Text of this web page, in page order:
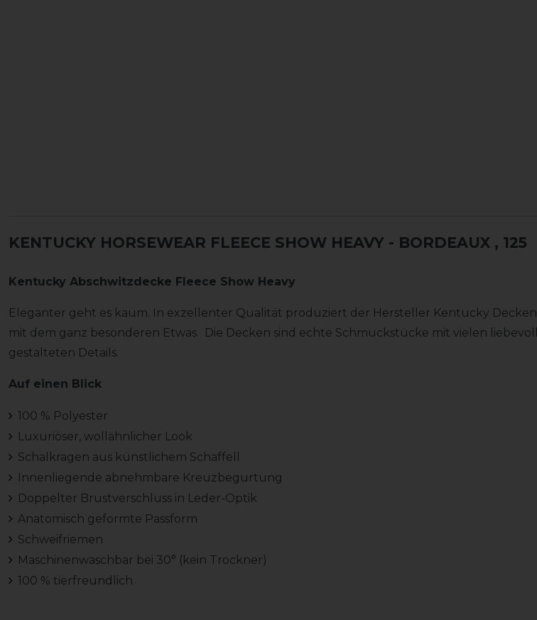
KENTUCKY HORSEWEAR FLEECE SHOW HEAVY - BORDEAUX , 125
Kentucky Abschwitzdecke Fleece Show Heavy
Eleganter geht es kaum. In exzellenter Qualität produziert der Hersteller Kentucky Decken
mit dem ganz besonderen Etwas. Die Decken sind echte Schmuckstücke mit vielen liebevoll
gestalteten Details.
Auf einen Blick
100 % Polyester
Luxuriöser, wollähnlicher Look
Schalkragen aus künstlichem Schaffell
Innenliegende abnehmbare Kreuzbegurtung
Doppelter Brustverschluss in Leder-Optik
Anatomisch geformte Passform
Schweifriemen
Maschinenwaschbar bei 30° (kein Trockner)
100 % tierfreundlich